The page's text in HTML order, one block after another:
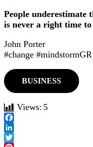
People underestimate
is never a right time
John Porter
#change #mindstormGR
BUSINESS
Views: 5
Facebook
LinkedIn